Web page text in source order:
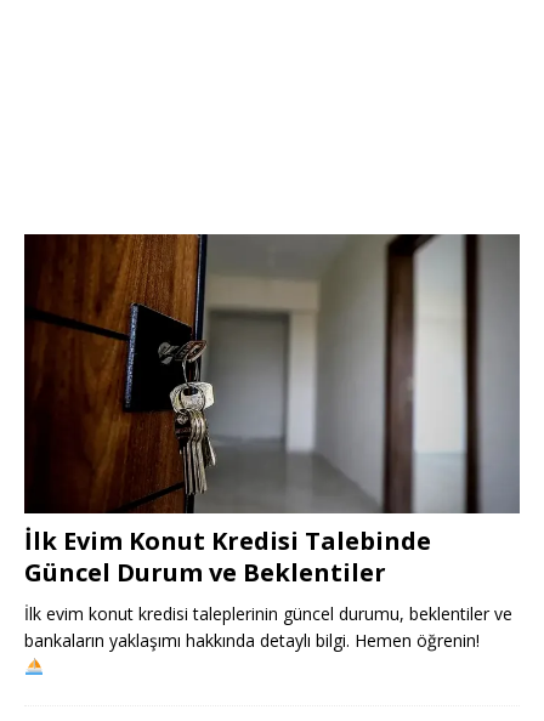
İlk Evim Konut Kredisi Talebinde
Güncel Durum ve Beklentiler
İlk evim konut kredisi taleplerinin güncel durumu, beklentiler ve
bankaların yaklaşımı hakkında detaylı bilgi. Hemen öğrenin!